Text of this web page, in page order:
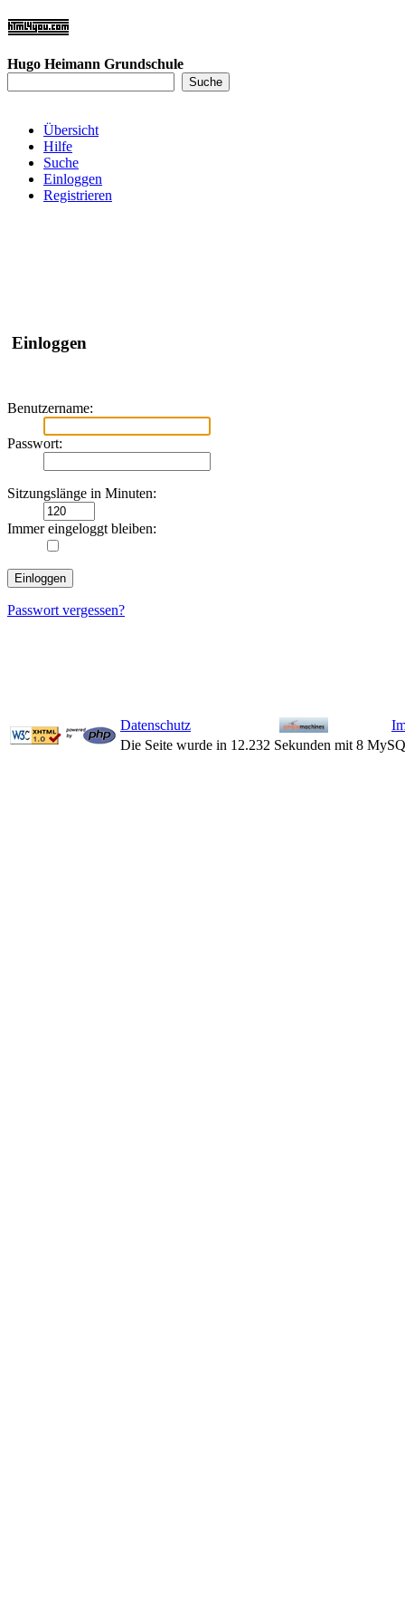
Hugo Heimann Grundschule
Übersicht
Hilfe
Suche
Einloggen
Registrieren
Einloggen
Benutzername:
Passwort:
Sitzungslänge in Minuten:
Immer eingeloggt bleiben:
Passwort vergessen?
Datenschutz
Die Seite wurde in 12.232 Sekunden mit 8